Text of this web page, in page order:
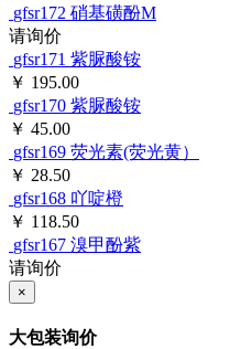
gfsr172 硝基磺酚M
请询价
gfsr171 紫脲酸铵
￥ 195.00
gfsr170 紫脲酸铵
￥ 45.00
gfsr169 荧光素(荧光黄）
￥ 28.50
gfsr168 吖啶橙
￥ 118.50
gfsr167 溴甲酚紫
请询价
×
大包装询价